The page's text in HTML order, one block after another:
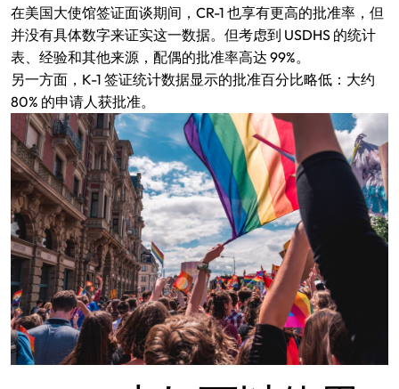
在美国大使馆签证面谈期间，CR-1 也享有更高的批准率，但
并没有具体数字来证实这一数据。但考虑到 USDHS 的统计
表、经验和其他来源，配偶的批准率高达 99%。
另一方面，K-1 签证统计数据显示的批准百分比略低：大约
80% 的申请人获批准。